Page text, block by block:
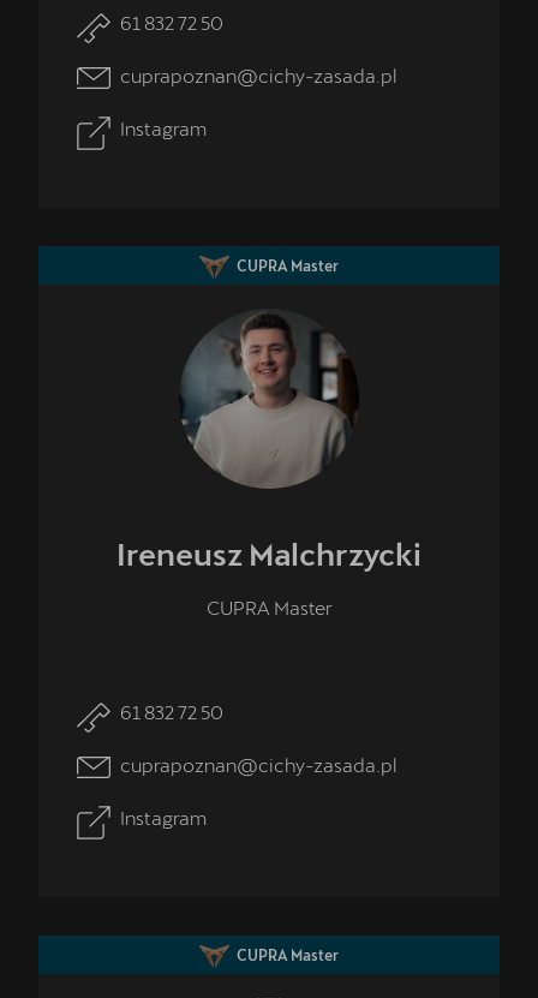
61 832 72 50
cuprapoznan@cichy-zasada.pl
Instagram
CUPRA Master
Ireneusz Malchrzycki
CUPRA Master
61 832 72 50
cuprapoznan@cichy-zasada.pl
Instagram
CUPRA Master